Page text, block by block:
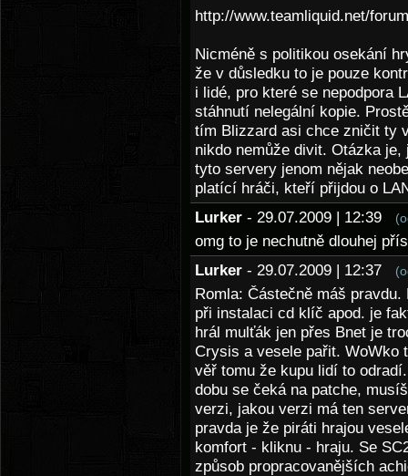
http://www.teamliquid.net/
Nicméně s politikou osekání
že v důsledku to je pouze
i lidé, pro které se nepodpora
stáhnutí nelegální kopie.
tím Blizzard asi chce zničit ty
nikdo nemůže divit. Otázka
tyto servery jenom nějak
platící hráči, kteří přijdou o
Lurker - 29.07.2009 | 12:39
omg to je nechutně dlouhej
Lurker - 29.07.2009 | 12:37
Romla: Částečně máš
při instalaci cd klíč apod. je
hrál mulťák jen přes Bnet je
Crysis a vesele pařit. WoWko
věř tomu že kupu lidí to
dobu se čeká na patche,
verzi, jakou verzi má ten
pravda je že piráti hrajou
komfort - kliknu - hraju. Se
způsob propracovanějších